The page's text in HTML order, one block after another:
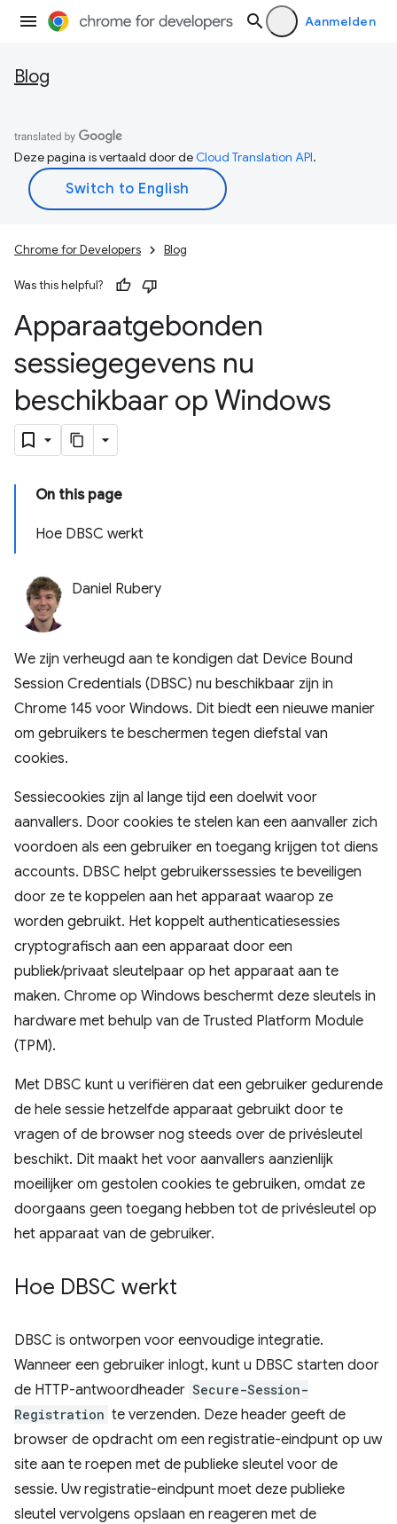
Aanmelden
Blog
Deze pagina is vertaald door deCloud Translation API.
Chrome for Developers Blog
Was this helpful?
Apparaatgebonden
sessiegegevens nu
beschikbaar op Windows
On this page
Hoe DBSC werkt
Daniel Rubery
We zijn verheugd aan te kondigen dat Device Bound
Session Credentials (DBSC) nu beschikbaar zijn in
Chrome 145 voor Windows. Dit biedt een nieuwe manier
om gebruikers te beschermen tegen diefstal van
cookies.
Sessiecookies zijn al lange tijd een doelwit voor
aanvallers. Door cookies te stelen kan een aanvaller zich
voordoen als een gebruiker en toegang krijgen tot diens
accounts. DBSC helpt gebruikerssessies te beveiligen
door ze te koppelen aan het apparaat waarop ze
worden gebruikt. Het koppelt authenticatiesessies
cryptografisch aan een apparaat door een
publiek/privaat sleutelpaar op het apparaat aan te
maken. Chrome op Windows beschermt deze sleutels in
hardware met behulp van de Trusted Platform Module
(TPM).
Met DBSC kunt u verifiëren dat een gebruiker gedurende
de hele sessie hetzelfde apparaat gebruikt door te
vragen of de browser nog steeds over de privésleutel
beschikt. Dit maakt het voor aanvallers aanzienlijk
moeilijker om gestolen cookies te gebruiken, omdat ze
doorgaans geen toegang hebben tot de privésleutel op
het apparaat van de gebruiker.
Hoe DBSC werkt
DBSC is ontworpen voor eenvoudige integratie.
Wanneer een gebruiker inlogt, kunt u DBSC starten door
de HTTP-antwoordheader Secure-Session-
Registration te verzenden. Deze header geeft de
browser de opdracht om een ​​registratie-eindpunt op uw
site aan te roepen met de publieke sleutel voor de
sessie. Uw registratie-eindpunt moet deze publieke
sleutel vervolgens opslaan en reageren met de